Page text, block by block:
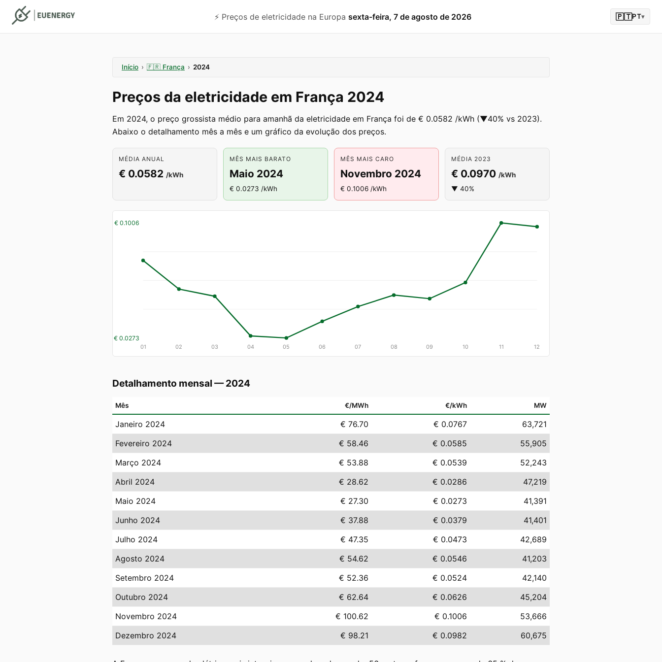
⚡️ Preços de eletricidade na Europa sexta-feira, 7 de agosto de 2026 🇵🇹PT▾
Início › 🇫🇷 França › 2024
Preços da eletricidade em França 2024
Em 2024, o preço grossista médio para amanhã da eletricidade em França foi de € 0.0582 /kWh (▼40% vs 2023).
Abaixo o detalhamento mês a mês e um gráfico da evolução dos preços.
MÉDIA ANUAL
€ 0.0582 /kWh
MÊS MAIS BARATO
Maio 2024
€ 0.0273 /kWh
MÊS MAIS CARO
Novembro 2024
€ 0.1006 /kWh
MÉDIA 2023
€ 0.0970 /kWh
▼ 40%
€ 0.1006
€ 0.0273
01 02 03 04 05 06 07 08 09 10 11 12
Detalhamento mensal — 2024
Mês €/MWh €/kWh MW
Janeiro 2024 € 76.70 € 0.0767
63,721
Fevereiro 2024
€ 58.46 € 0.0585
55,905
Março 2024
€ 53.88 € 0.0539
52,243
Abril 2024
€ 28.62 € 0.0286
47,219
Maio 2024
€ 27.30 € 0.0273
41,391
Junho 2024
€ 37.88 € 0.0379
41,401
Julho 2024
€ 47.35 € 0.0473
42,689
Agosto 2024
€ 54.62 € 0.0546
41,203
Setembro 2024
€ 52.36 € 0.0524
42,140
Outubro 2024
€ 62.64 € 0.0626
45,204
Novembro 2024
€ 100.62 € 0.1006
53,666
Dezembro 2024
€ 98.21 € 0.0982 60,675